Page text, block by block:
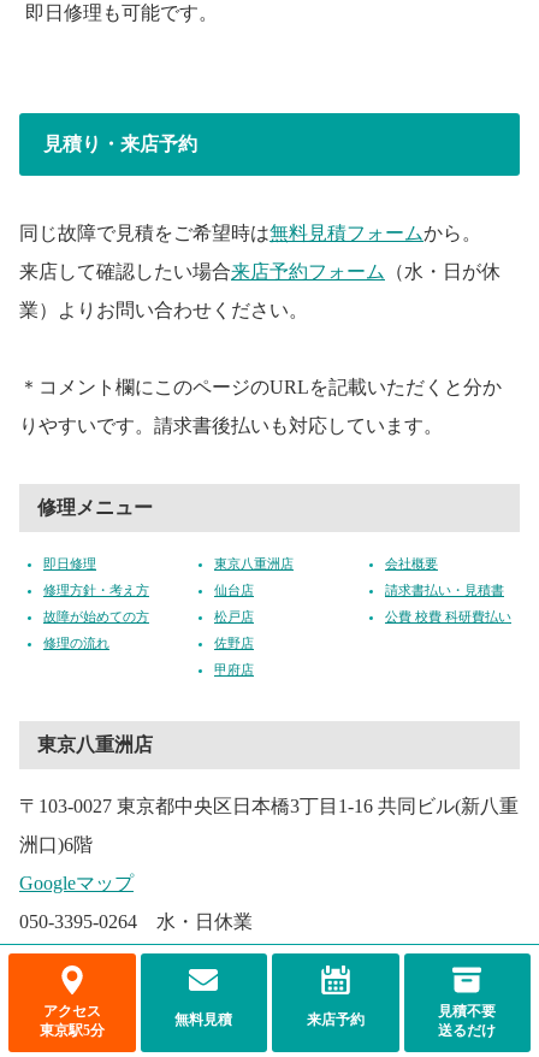
即日修理も可能です。
見積り・来店予約
同じ故障で見積をご希望時は無料見積フォームから。
来店して確認したい場合来店予約フォーム
（水・日が休
業）よりお問い合わせください。
＊コメント欄にこのページのURLを記載いただくと分か
りやすいです。請求書後払いも対応しています。
修理メニュー
即日修理
修理方針・考え方
故障が始めての方
修理の流れ
東京八重洲店
仙台店
松戸店
佐野店
甲府店
会社概要
請求書払い・見積書
公費 校費 科研費払い
東京八重洲店
〒103-0027 東京都中央区日本橋3丁目1-16 共同ビル(新八重
洲口)6階
Googleマップ
050-3395-0264 水・日休業
アクセス
東京駅5分
無料見積 来店予約
見積不要
送るだけ